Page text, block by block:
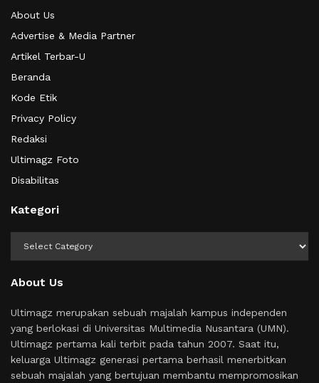
About Us
Advertise & Media Partner
Artikel Terbar-U
Beranda
Kode Etik
Privacy Policy
Redaksi
Ultimagz Foto
Disabilitas
Kategori
About Us
Ultimagz merupakan sebuah majalah kampus independen
yang berlokasi di Universitas Multimedia Nusantara (UMN).
Ultimagz pertama kali terbit pada tahun 2007. Saat itu,
keluarga Ultimagz generasi pertama berhasil menerbitkan
sebuah majalah yang bertujuan membantu mempromosikan